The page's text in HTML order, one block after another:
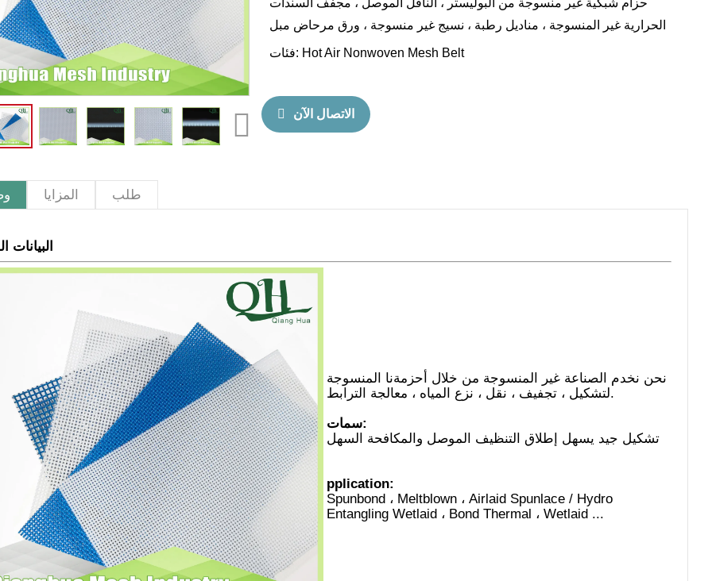
حزام شبكية غير منسوجة من البوليستر ، الناقل الموصل ، مجفف السندات
الحرارية غير المنسوجة ، مناديل رطبة ، نسيج غير منسوجة ، ورق مرحاض مبل
فئات: Hot Air Nonwoven Mesh Belt
الاتصال الآن
المزايا طلب
البيانات
نحن نخدم الصناعة غير المنسوجة من خلال أحزمةنا المنسوجة
لتشكيل ، تجفيف ، نقل ، نزع المياه ، معالجة الترابط.
سمات:
تشكيل جيد يسهل إطلاق التنظيف الموصل والمكافحة السهل
pplication:
Spunbond ، Meltblown ، Airlaid Spunlace / Hydro
Entangling Wetlaid ، Bond Thermal ، Wetlaid ...